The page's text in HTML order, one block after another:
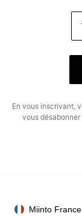
En vous inscrivant,
vous
Miinto France